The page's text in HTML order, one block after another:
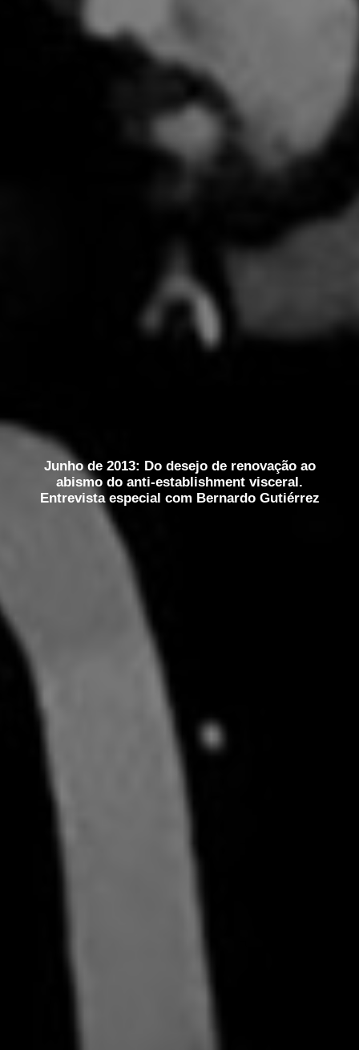
Junho de 2013: Do desejo de renovação ao
abismo do anti-establishment visceral.
Entrevista especial com Bernardo Gutiérrez